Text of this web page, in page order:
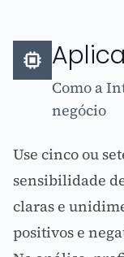
Como a
negócio
Use cinco ou
sensibilidade
claras e
positivos e